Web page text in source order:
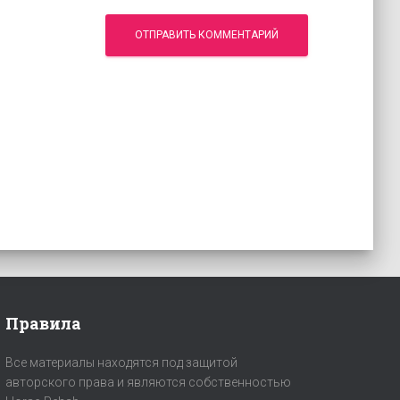
Правила
Все материалы находятся под защитой
авторского права и являются собственностью